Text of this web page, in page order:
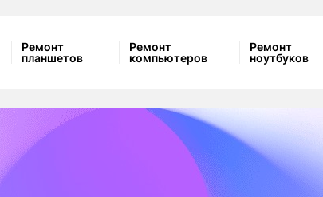
Ремонт
планшетов
Ремонт
компьютеров
Ремонт
ноутбуков